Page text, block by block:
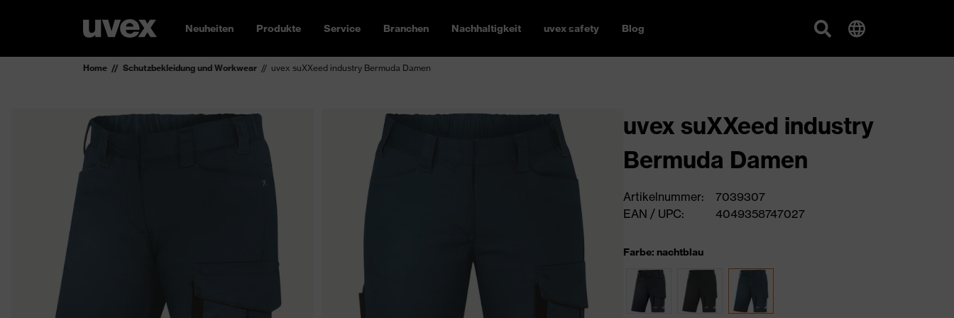
Neuheiten Produkte Service Branchen Nachhaltigkeit uvex safety Blog
Home Schutzbekleidung und Workwear uvex suXXeed industry Bermuda Damen
uvex suXXeed industry
Bermuda Damen
Artikelnummer:
7039307
EAN / UPC:
4049358747027
Farbe: nachtblau